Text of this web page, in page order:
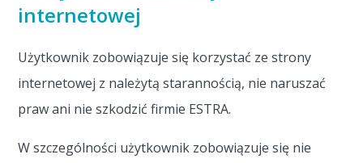
internetowej
Użytkownik zobowiązuje się korzystać ze strony
internetowej z należytą starannością, nie naruszać
praw ani nie szkodzić firmie ESTRA.
W szczególności użytkownik zobowiązuje się nie